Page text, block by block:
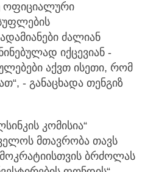
ოფიციალური
ძალიან
იქცევიან -
აქვთ ისეთი, რომ
- განაცხადა თენგიზ
კომისია“
მთავრობა თავს
ბრძოლას